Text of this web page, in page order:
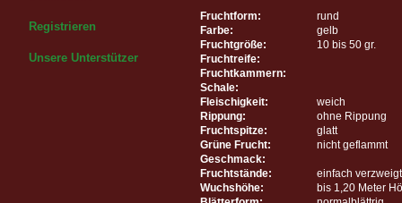
Registrieren
Unsere Unterstützer
Fruchtform:
rund
Farbe:
gelb
Fruchtgröße:
10 bis 50 gr.
Fruchtreife:
Fruchtkammern:
Schale:
Fleischigkeit:
weich
Rippung:
ohne Rippung
Fruchtspitze:
glatt
Grüne Frucht:
nicht geflammt
Geschmack:
Fruchtstände:
einfach verzweigt
Wuchshöhe:
bis 1,20 Meter